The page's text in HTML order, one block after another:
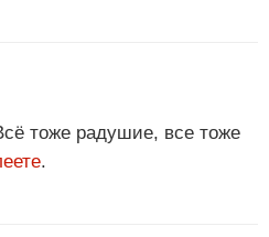
тоже радушие, все тоже
.